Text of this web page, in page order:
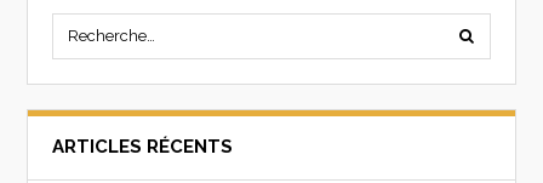
ARTICLES RÉCENTS